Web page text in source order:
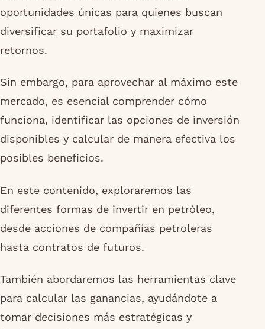
oportunidades únicas para quienes buscan
diversificar su portafolio y maximizar
retornos.
Sin embargo, para aprovechar al máximo este
mercado, es esencial comprender cómo
funciona, identificar las opciones de inversión
disponibles y calcular de manera efectiva los
posibles beneficios.
En este contenido, exploraremos las
diferentes formas de invertir en petróleo,
desde acciones de compañías petroleras
hasta contratos de futuros.
También abordaremos las herramientas clave
para calcular las ganancias, ayudándote a
tomar decisiones más estratégicas y